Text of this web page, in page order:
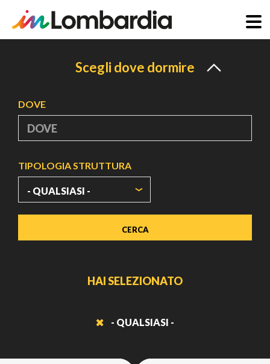
Scegli dove dormire
DOVE
TIPOLOGIA STRUTTURA
HAI SELEZIONATO
- QUALSIASI -